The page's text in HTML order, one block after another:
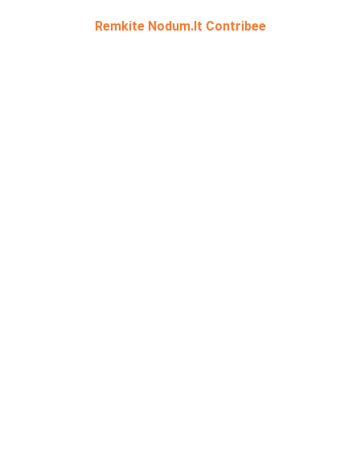
Remkite Nodum.lt Contribee